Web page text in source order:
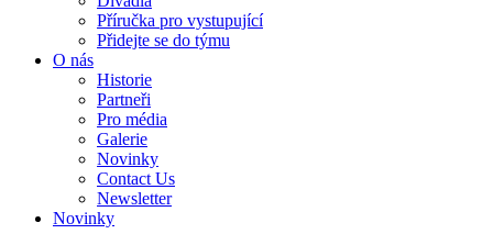
Příručka pro vystupující
Přidejte se do týmu
O nás
Historie
Partneři
Pro média
Galerie
Novinky
Contact Us
Newsletter
Novinky